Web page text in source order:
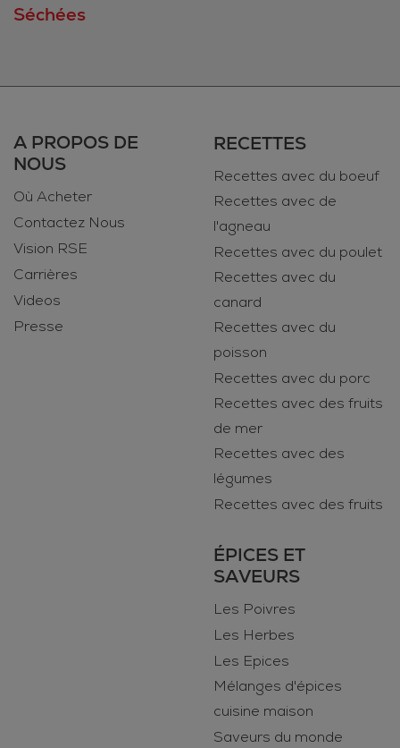
Séchées
A PROPOS DE
NOUS
Où Acheter
Contactez Nous
Vision RSE
Carrières
Videos
Presse
RECETTES
Recettes avec du boeuf
Recettes avec de
l'agneau
Recettes avec du poulet
Recettes avec du
canard
Recettes avec du
poisson
Recettes avec du porc
Recettes avec des fruits
de mer
Recettes avec des
légumes
Recettes avec des fruits
ÉPICES ET
SAVEURS
Les Poivres
Les Herbes
Les Epices
Mélanges d'épices
cuisine maison
Saveurs du monde